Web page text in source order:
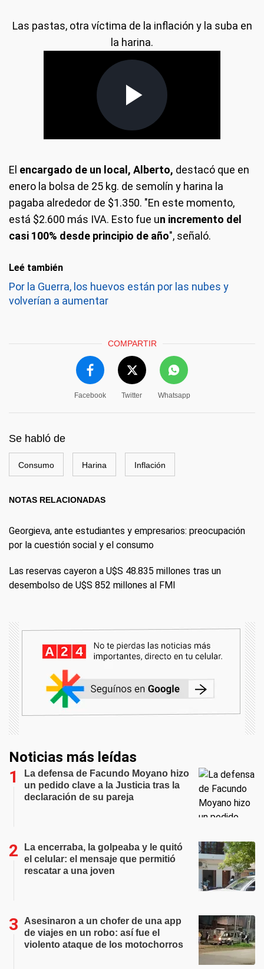
Las pastas, otra víctima de la inflación y la suba en
la harina.
El encargado de un local, Alberto, destacó que en
enero la bolsa de 25 kg. de semolín y harina la
pagaba alrededor de $1.350. "En este momento,
está $2.600 más IVA. Esto fue un incremento del
casi 100% desde principio de año", señaló.
Leé también
Por la Guerra, los huevos están por las nubes y
volverían a aumentar
COMPARTIR
Facebook Twitter Whatsapp
Se habló de
Consumo Harina Inflación
NOTAS RELACIONADAS
Georgieva, ante estudiantes y empresarios: preocupación
por la cuestión social y el consumo
Las reservas cayeron a U$S 48.835 millones tras un
desembolso de U$S 852 millones al FMI
Noticias más leídas
La defensa de Facundo Moyano hizo
un pedido clave a la Justicia tras la
declaración de su pareja
La encerraba, la golpeaba y le quitó
el celular: el mensaje que permitió
rescatar a una joven
Asesinaron a un chofer de una app
de viajes en un robo: así fue el
violento ataque de los motochorros